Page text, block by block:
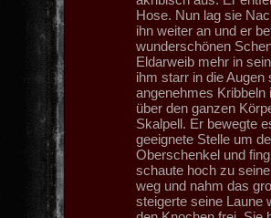
Hose. Nun lag sie
ihn weiter an und er
wunderschönen
Eldarweib mehr in
ihm starr in die
angenehmes
über den ganzen
Skalpell. Er bewegte
geeignete Stelle um
Oberschenkel und
schaute hoch zu
weg und nahm das
steigerte seine Laune